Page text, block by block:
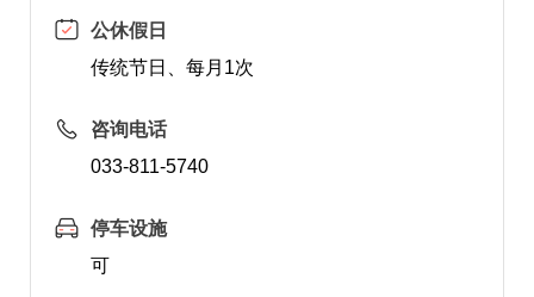
公休假日
传统节日、每月1次
咨询电话
033-811-5740
停车设施
可